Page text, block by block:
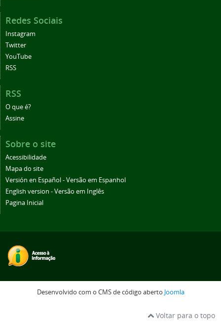
Redes Sociais
Instagram
Twitter
YouTube
RSS
RSS
O que é?
Assine
Sobre o site
Acessibilidade
Mapa do site
Versión en Español - Versão em Espanhol
English version - Versão em Inglês
Pagina Inicial
Desenvolvido com o CMS de código aberto Joomla
Voltar para o topo